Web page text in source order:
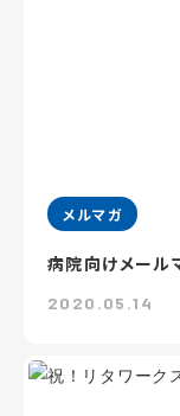
メルマガ
病院向けメール
2020.05.14